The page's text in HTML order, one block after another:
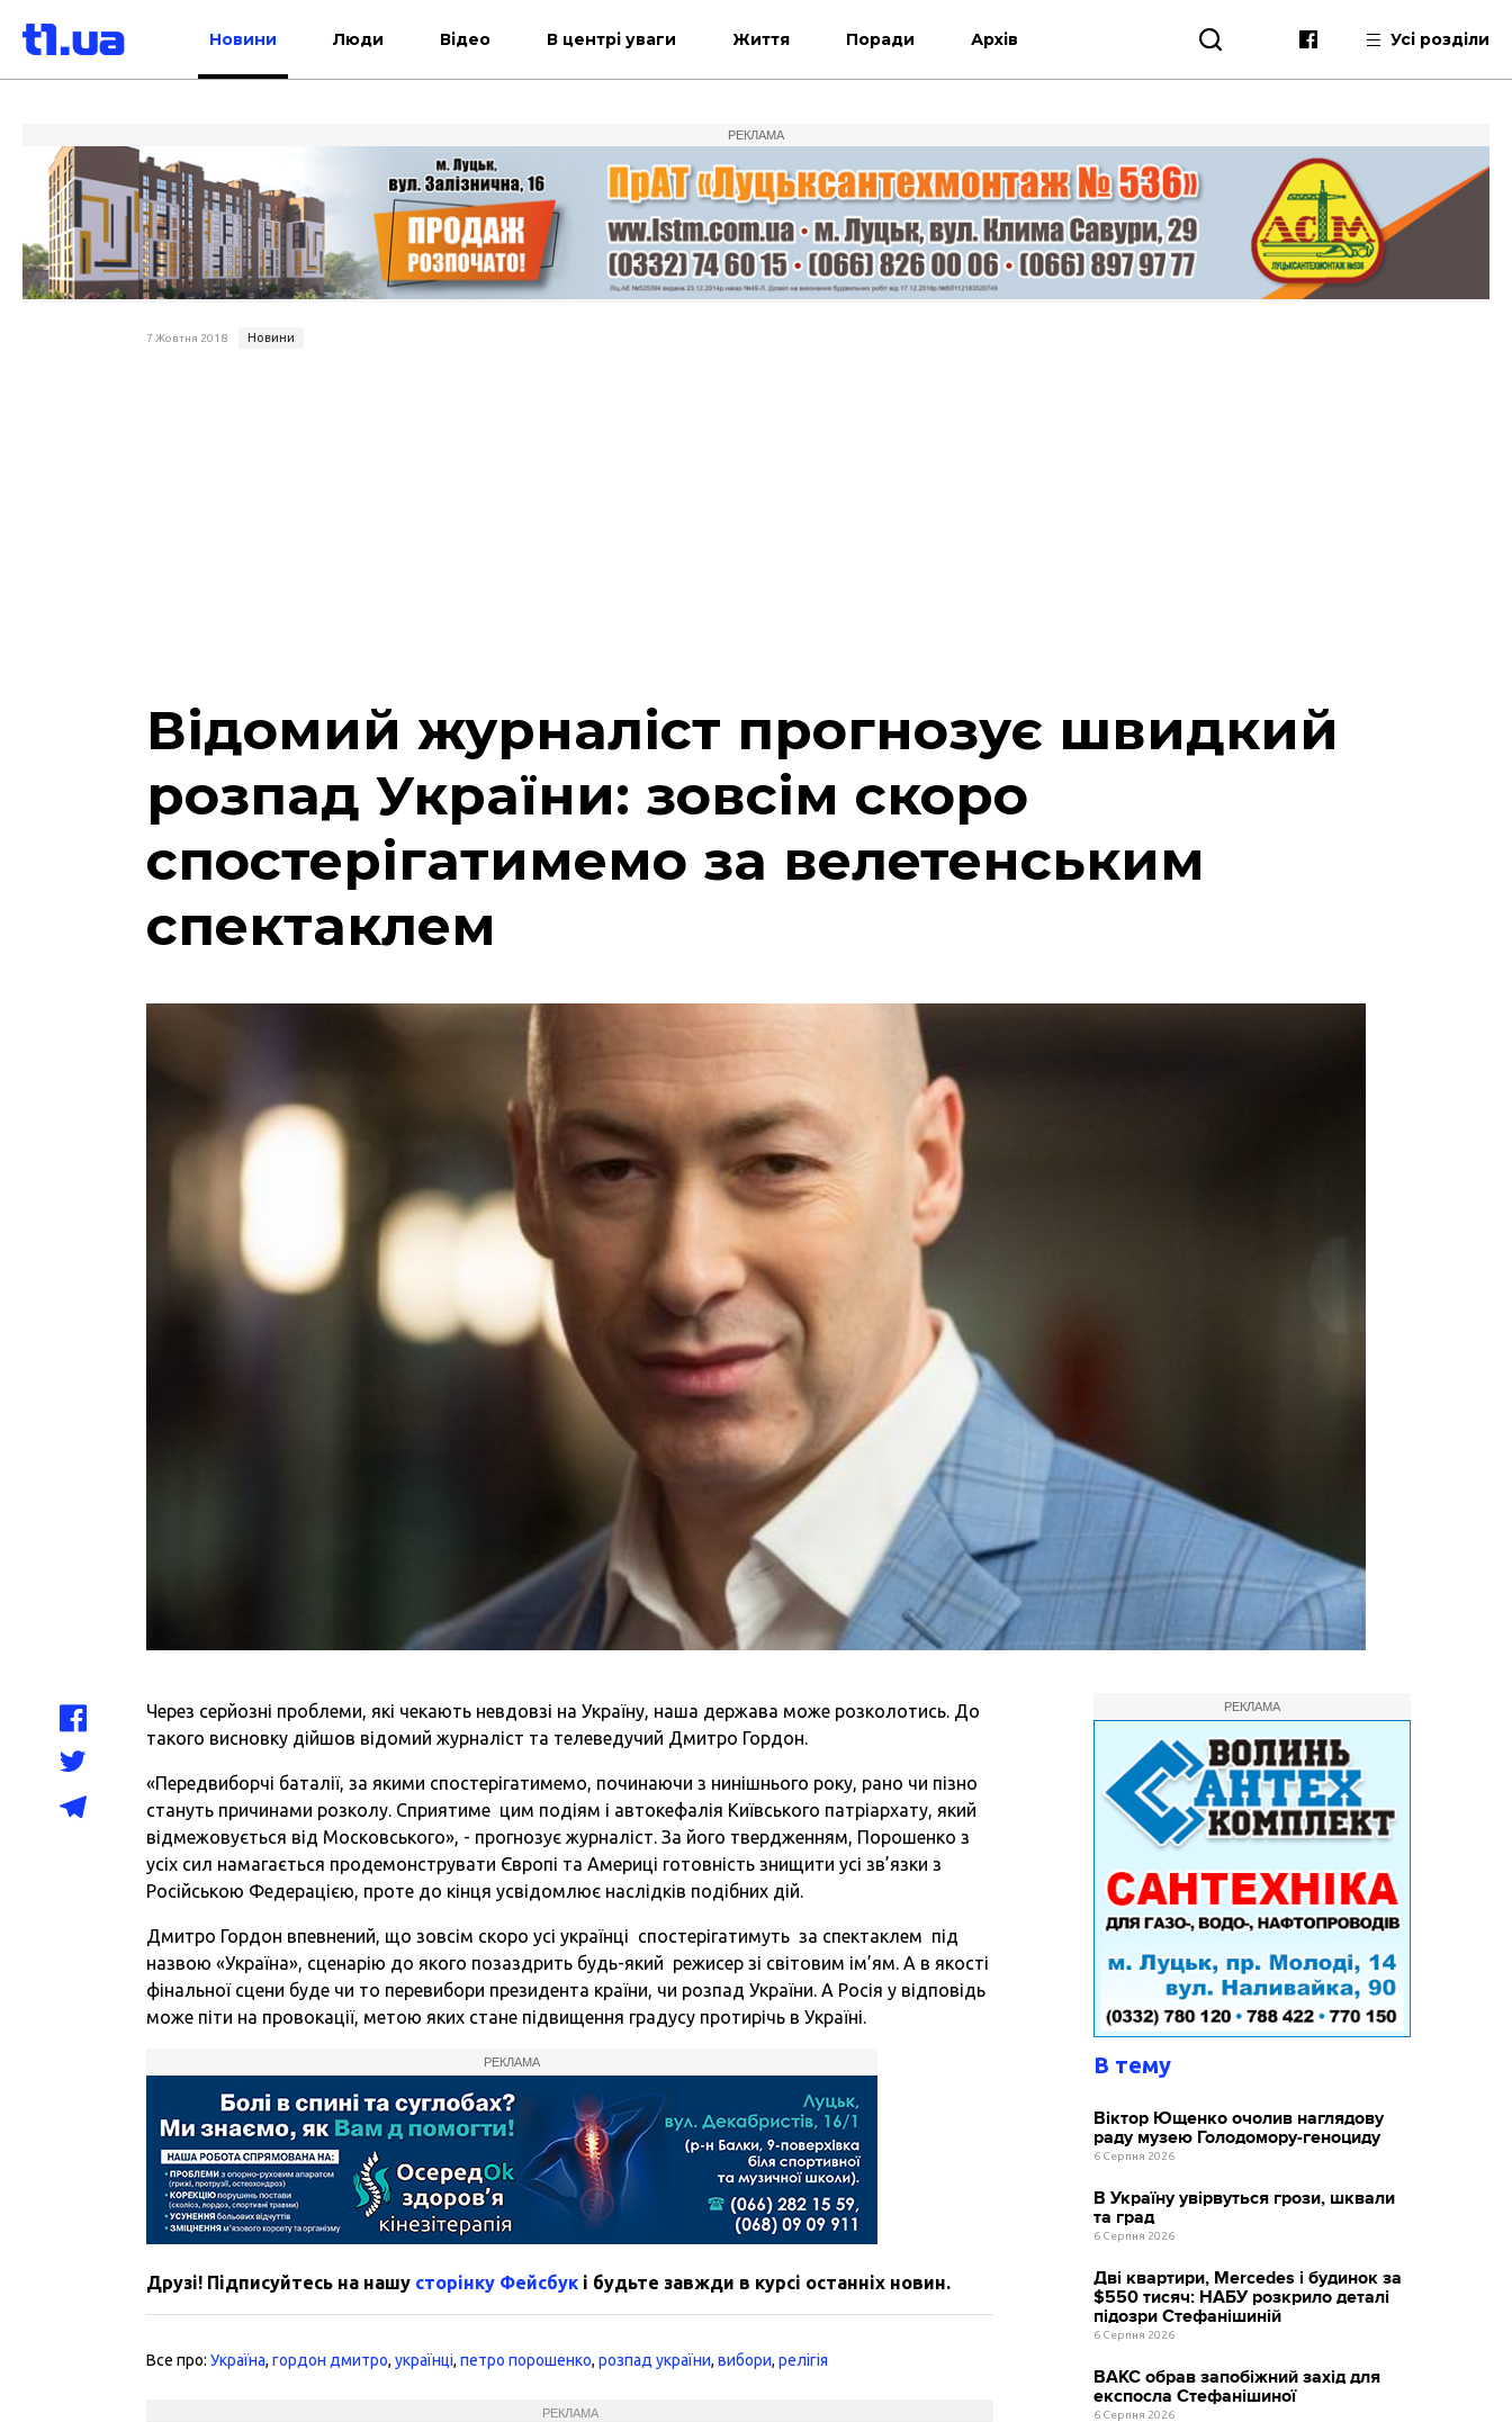
Новини Люди Відео В центрі уваги Життя Поради Архів Усі розділи
РЕКЛАМА
7 Жовтня 2018 Новини
Відомий журналіст прогнозує швидкий
розпад України: зовсім скоро
спостерігатимемо за велетенським
спектаклем
Через серйозні проблеми, які чекають невдовзі на Україну, наша держава може розколотись. До
такого висновку дійшов відомий журналіст та телеведучий Дмитро Гордон.
«Передвиборчі баталії, за якими спостерігатимемо, починаючи з нинішнього року, рано чи пізно
стануть причинами розколу. Сприятиме цим подіям і автокефалія Київського патріархату, який
відмежовується від Московського», - прогнозує журналіст. За його твердженням, Порошенко з
усіх сил намагається продемонструвати Європі та Америці готовність знищити усі зв’язки з
Російською Федерацією, проте до кінця усвідомлює наслідків подібних дій.
Дмитро Гордон впевнений, що зовсім скоро усі українці спостерігатимуть за спектаклем під
назвою «Україна», сценарію до якого позаздрить будь-який режисер зі світовим ім’ям. А в якості
фінальної сцени буде чи то перевибори президента країни, чи розпад України. А Росія у відповідь
може піти на провокації, метою яких стане підвищення градусу протирічь в Україні.
РЕКЛАМА
Друзі! Підписуйтесь на нашу сторінку Фейсбук і будьте завжди в курсі останніх новин.
Все про:Україна,гордон дмитро,українці,петро порошенко,розпад україни,вибори,релігія
РЕКЛАМА
РЕКЛАМА
В тему
Віктор Ющенко очолив наглядову
раду музею Голодомору-геноциду
6 Серпня 2026
В Україну увірвуться грози, шквали
та град
6 Серпня 2026
Дві квартири, Mercedes і будинок за
$550 тисяч: НАБУ розкрило деталі
підозри Стефанішиній
6 Серпня 2026
ВАКС обрав запобіжний захід для
експосла Стефанішиної
6 Серпня 2026